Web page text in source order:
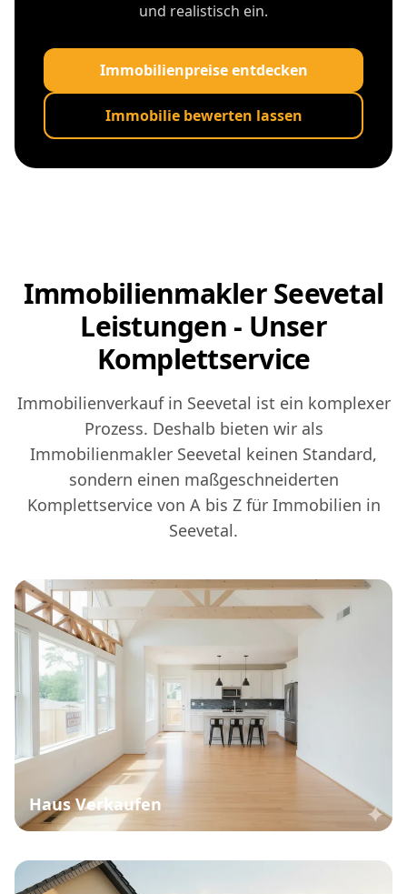
und realistisch ein.
Immobilienpreise entdecken
Immobilie bewerten lassen
Immobilienmakler Seevetal
Leistungen - Unser
Komplettservice
Immobilienverkauf in Seevetal ist ein komplexer
Prozess. Deshalb bieten wir als
Immobilienmakler Seevetal keinen Standard,
sondern einen maßgeschneiderten
Komplettservice von A bis Z für Immobilien in
Seevetal.
Haus Verkaufen